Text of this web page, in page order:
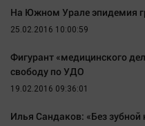
На Южном Урале эпидемия
25.02.2016 10:00:59
Фигурант «медицинского
свободу по УДО
19.02.2016 09:36:01
Илья Сандаков: «Без зубной